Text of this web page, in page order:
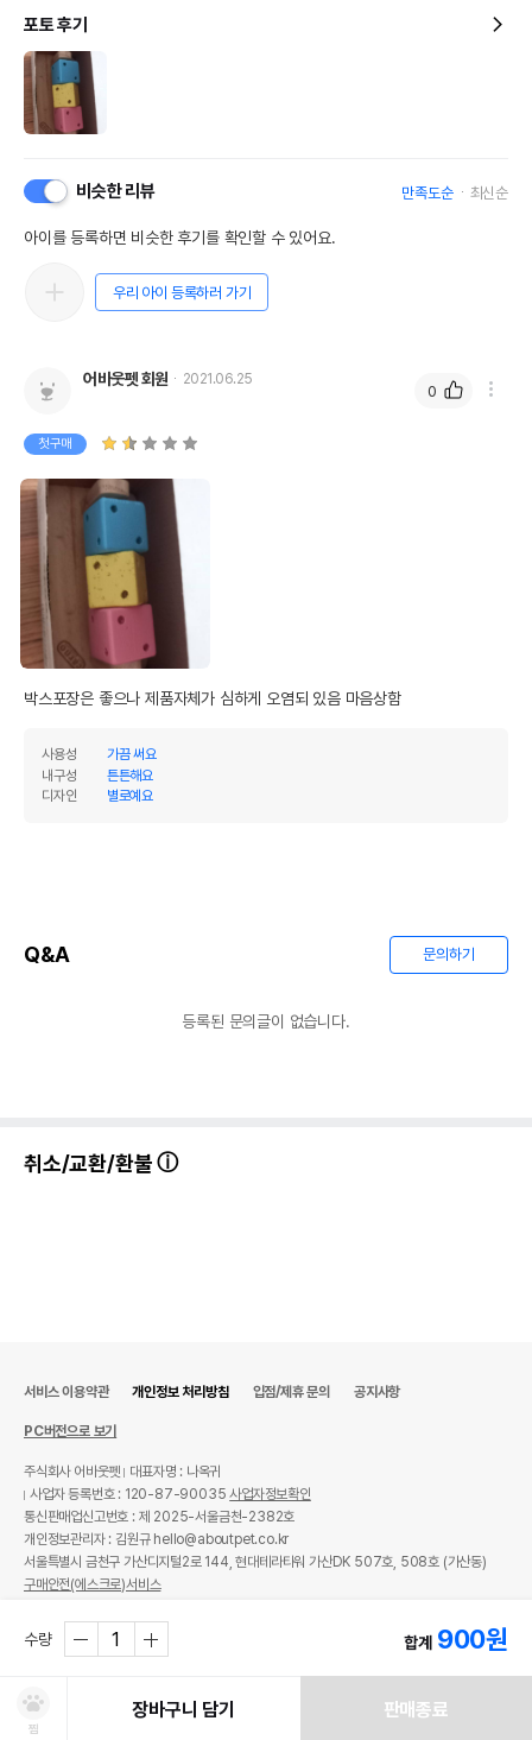
법에 의한 인증,허가 등을
받았음을 확인할수 있는
전화번호
유통기한
단, 상품명에 유통기한 명시된 경우, 해당
유통기한을 따릅니다.
포토 후기
비슷한 리뷰 만족도순 최신순
아이를 등록하면 비슷한 후기를 확인할 수 있어요.
우리 아이 등록하러 가기
어바웃펫 회원 2021.06.25
첫구매
박스포장은 좋으나 제품자체가 심하게 오염되 있음 마음상함
사용성
가끔 써요
내구성
튼튼해요
디자인
별로예요
0
Q&A 문의하기
등록된 문의글이 없습니다.
취소/교환/환불
수량 합계 900원
찜
장바구니 담기 판매종료
서비스 이용약관 개인정보 처리방침 입점/제휴 문의 공지사항
PC버전으로 보기
주식회사 어바웃펫
대표자명 : 나옥귀
사업자 등록번호 : 120-87-90035사업자정보확인
통신판매업신고번호 : 제 2025-서울금천-2382호
개인정보관리자 : 김원규 hello@aboutpet.co.kr
서울특별시 금천구 가산디지털2로 144, 현대테라타워 가산DK 507호, 508호 (가산동)
구매안전(에스크로)서비스